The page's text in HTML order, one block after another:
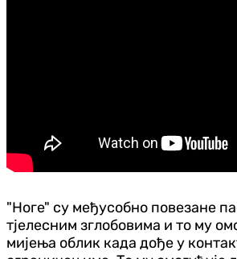
"Ноге" су међусобно повезане
тјелесним зглобовима и то му
мијења облик када дође у